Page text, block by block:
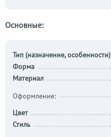
Основные:
Тип (назначение, особенности)
Форма
Материал
Оформление:
Цвет
Стиль